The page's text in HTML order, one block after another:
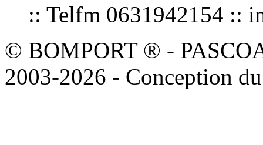
:: Telfm 0631942154 ::
© BOMPORT ® -
2003-2026 - Conception